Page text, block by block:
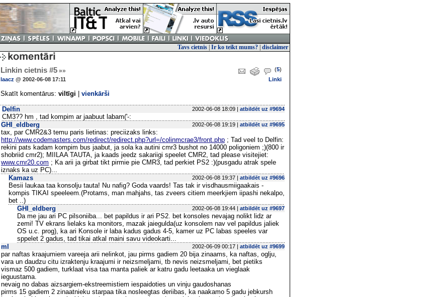
Tavs cietnis Ir ko teikt mums? disclaimer
Linkin cietnis #5 »» (5)
laacz @ 2002-06-08 17:11 Linki
Skatīt komentārus: viltīgi vienkārši
Delfin 2002-06-08 18:09 | atbildēt uz #9694
CM3?? hm , tad kompim ar jaabuut labam('-:
GHI_eldberg
2002-06-08 19:19 | atbildēt uz #9695
tax, par CMR2&3 temu paris lietinas: preciizaks links:
http://www.codemasters.com/redirect/redirect.php?url=/colinmcrae3/front.php ; Tad veel to Delfin:
rekini pats kadam kompim bus jaabut, ja sola ka autini cmr3 bushot no 14000 poligoniem ;)(800 ir
shobriid cmr2); MIILAA TAUTA, ja kaads jeedz sakariigi speelet CMR2, tad please visitejiet:
www.cmr20.com ; Ka arii ja girbat tikt pirmie pie CMR3, tad perkiet PS2 :)(pusgadu atrak spele
iznaks ka uz PC)...
Kamazs
2002-06-08 19:37 | atbildēt uz #9696
Besii laukaa taa konsolju tauta! Nu nafig? Goda vaards! Tas tak ir visdhausmiigaakais -
kompis TIKAI speeleem.(Protams, man mahjahs, tas zveers citiem meerkjiem iipashi nekalpo,
bet ..)
GHI_eldberg
2002-06-08 19:44 | atbildēt uz #9697
Da me jau ari PC pilsoniiba... bet papildus ir ari PS2. bet konsoles nevajag nolikt lidz ar
zemi! TV ekrans lielaks ka monitors, mazak jaiegulda(uz konsolem nav vel papildus jaliek
OS u.c. prog), ka ari Konsole ir laba kadus gadus 4-5, kamer uz PC labas speeles var
sppelet 2 gadus, tad tikai atkal maini savu videokarti...
ml
2002-06-09 00:17 | atbildēt uz #9699
par naftas kraajumiem vareeja arii nelinkot, jau pirms gadiem 20 bija zinaams, ka naftas, oglju,
vara un daudzu citu izraktenju kraajumi ir neizsmeljami, tb nevis neizsmeljami, bet pietiks
vismaz 500 gadiem, turklaat visa taa manta paliek ar katru gadu leetaaka un vieglaak
ieguustama.
nevaig no dabas aizsargiem-ekstreemistiem iespaidoties un vinju gaudoshanas
pirms 15 gadiem 2 zinaatnieku starpaa tika nosleegtas deriibas, ka naakamo 5 gadu jebkursh